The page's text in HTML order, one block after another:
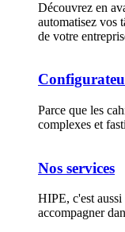
Découvrez en
automatisez vos
de votre
Parce que les
complexes et
Nos services
HIPE, c'est
accompagner